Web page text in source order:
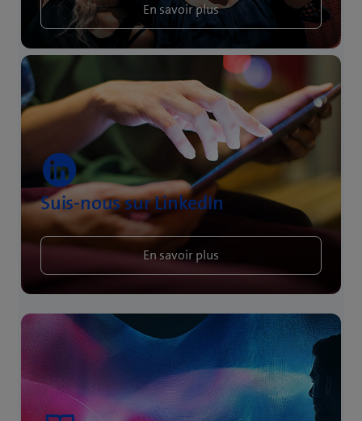
En savoir plus
Suis-nous sur LinkedIn
En savoir plus